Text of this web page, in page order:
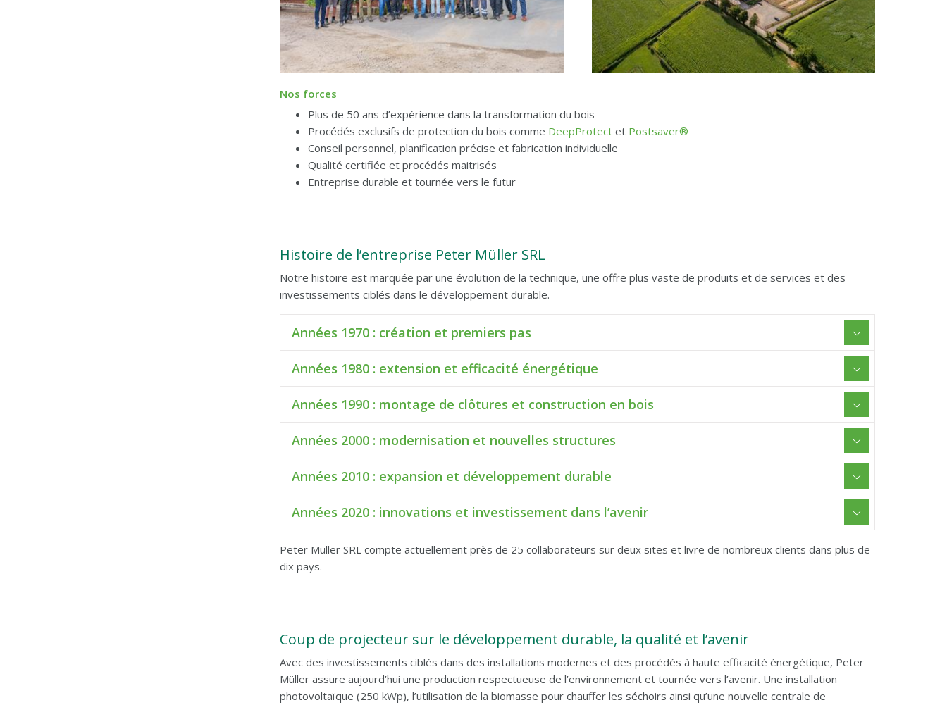
Nos forces
Plus de 50 ans d’expérience dans la transformation du bois
Procédés exclusifs de protection du bois comme DeepProtect et Postsaver®
Conseil personnel, planification précise et fabrication individuelle
Qualité certifiée et procédés maitrisés
Entreprise durable et tournée vers le futur
Histoire de l’entreprise Peter Müller SRL
Notre histoire est marquée par une évolution de la technique, une offre plus vaste de produits et de services et des
investissements ciblés dans le développement durable.
Années 1970 : création et premiers pas
Années 1980 : extension et efficacité énergétique
Années 1990 : montage de clôtures et construction en bois
Années 2000 : modernisation et nouvelles structures
Années 2010 : expansion et développement durable
Années 2020 : innovations et investissement dans l’avenir
Peter Müller SRL compte actuellement près de 25 collaborateurs sur deux sites et livre de nombreux clients dans plus de
dix pays.
Coup de projecteur sur le développement durable, la qualité et l’avenir
Avec des investissements ciblés dans des installations modernes et des procédés à haute efficacité énergétique, Peter
Müller assure aujourd’hui une production respectueuse de l’environnement et tournée vers l’avenir. Une installation
photovoltaïque (250 kWp), l’utilisation de la biomasse pour chauffer les séchoirs ainsi qu’une nouvelle centrale de